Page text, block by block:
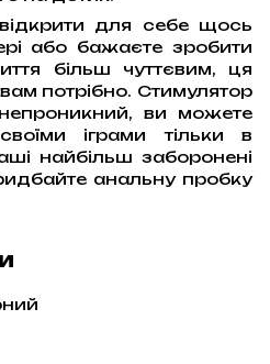
для себе щось
або бажаєте зробити
більш чуттєвим, ця
потрібно. Стимулятор
ви можете
іграми тільки в
найбільш заборонені
анальну пробку